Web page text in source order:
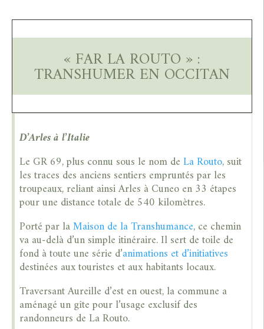
« FAR LA ROUTO » :
TRANSHUMER EN OCCITAN
D’Arles à l’Italie
Le GR 69, plus connu sous le nom deLa Routo, suit
les traces des anciens sentiers empruntés par les
troupeaux, reliant ainsi Arles à Cuneo en 33 étapes
pour une distance totale de 540 kilomètres.
Porté par laMaison de la Transhumance, ce chemin
va au-delà d’un simple itinéraire. Il sert de toile de
fond à toute une série d’animations et d’initiatives
destinées aux touristes et aux habitants locaux.
Traversant Aureille d’est en ouest, la commune a
aménagé un gîte pour l’usage exclusif des
randonneurs de La Routo.